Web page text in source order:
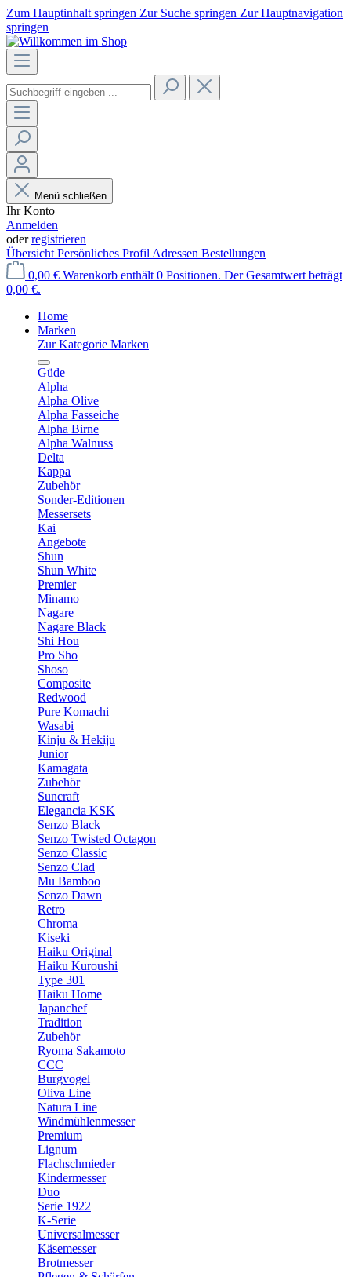
Zum Hauptinhalt springen Zur Suche springen Zur Hauptnavigation
springen
Menü schließen
Ihr Konto
Anmelden
oderregistrieren
Übersicht Persönliches Profil Adressen Bestellungen
0,00 € Warenkorb enthält 0 Positionen. Der Gesamtwert beträgt
0,00 €.
Home
Marken
Zur Kategorie Marken
Güde
Alpha
Alpha Olive
Alpha Fasseiche
Alpha Birne
Alpha Walnuss
Delta
Kappa
Zubehör
Sonder-Editionen
Messersets
Kai
Angebote
Shun
Shun White
Premier
Minamo
Nagare
Nagare Black
Shi Hou
Pro Sho
Shoso
Composite
Redwood
Pure Komachi
Wasabi
Kinju & Hekiju
Junior
Kamagata
Zubehör
Suncraft
Elegancia KSK
Senzo Black
Senzo Twisted Octagon
Senzo Classic
Senzo Clad
Mu Bamboo
Senzo Dawn
Retro
Chroma
Kiseki
Haiku Original
Haiku Kuroushi
Type 301
Haiku Home
Japanchef
Tradition
Zubehör
Ryoma Sakamoto
CCC
Burgvogel
Oliva Line
Natura Line
Windmühlenmesser
Premium
Lignum
Flachschmieder
Kindermesser
Duo
Serie 1922
K-Serie
Universalmesser
Käsemesser
Brotmesser